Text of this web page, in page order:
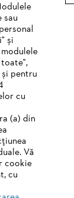
sau
și
pentru
cu
(a) din
Vă
cookie
cu